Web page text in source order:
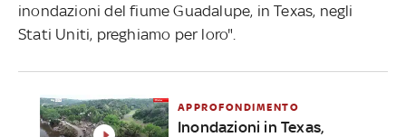
inondazioni del fiume Guadalupe, in Texas, negli
Stati Uniti, preghiamo per loro".
APPROFONDIMENTO
Inondazioni in Texas,